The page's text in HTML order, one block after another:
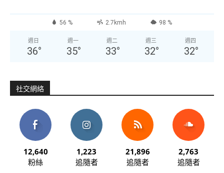
56 % 2.7kmh 98 %
週日
36°
週一
35°
週二
33°
週三
32°
週四
32°
社交網絡
12,640
粉絲
1,223
追隨者
21,896
追隨者
2,763
追隨者